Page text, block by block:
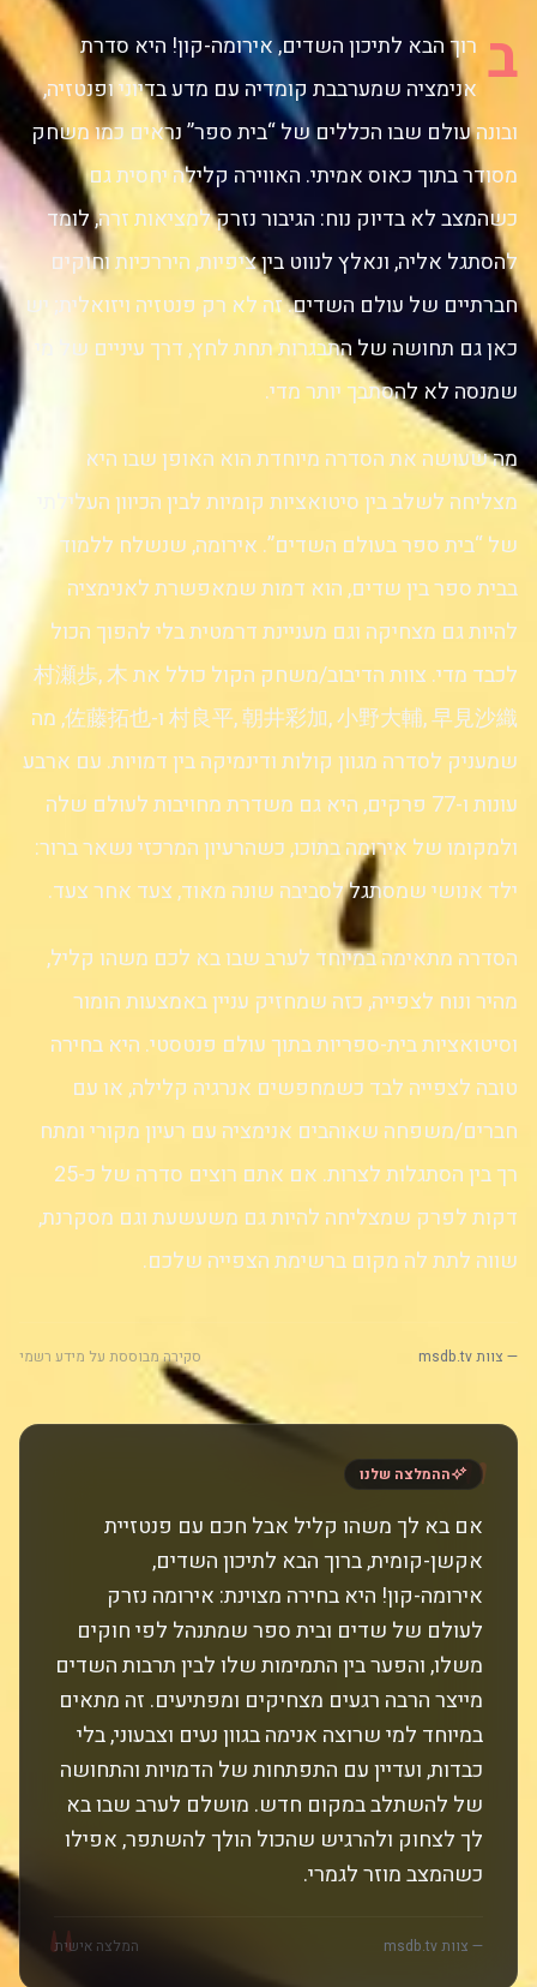
ב רוך הבא לתיכון השדים, אירומה-קון! היא סדרת
אנימציה שמערבבת קומדיה עם מדע בדיוני ופנטזיה,
ובונה עולם שבו הכללים של “בית ספר” נראים כמו משחק
מסודר בתוך כאוס אמיתי. האווירה קלילה יחסית גם
כשהמצב לא בדיוק נוח: הגיבור נזרק למציאות זרה, לומד
להסתגל אליה, ונאלץ לנווט בין ציפיות, היררכיות וחוקים
חברתיים של עולם השדים. זה לא רק פנטזיה ויזואלית; יש
כאן גם תחושה של התבגרות תחת לחץ, דרך עיניים של מי
שמנסה לא להסתבך יותר מדי.
מה שעושה את הסדרה מיוחדת הוא האופן שבו היא
מצליחה לשלב בין סיטואציות קומיות לבין הכיוון העלילתי
של “בית ספר בעולם השדים”. אירומה, שנשלח ללמוד
בבית ספר בין שדים, הוא דמות שמאפשרת לאנימציה
להיות גם מצחיקה וגם מעניינת דרמטית בלי להפוך הכול
לכבד מדי. צוות הדיבוב/משחק הקול כולל את 村瀬歩, 木
村良平, 朝井彩加, 小野大輔, 早見沙織 ו-佐藤拓也, מה
שמעניק לסדרה מגוון קולות ודינמיקה בין דמויות. עם ארבע
עונות ו-77 פרקים, היא גם משדרת מחויבות לעולם שלה
ולמקומו של אירומה בתוכו, כשהרעיון המרכזי נשאר ברור:
ילד אנושי שמסתגל לסביבה שונה מאוד, צעד אחר צעד.
הסדרה מתאימה במיוחד לערב שבו בא לכם משהו קליל,
מהיר ונוח לצפייה, כזה שמחזיק עניין באמצעות הומור
וסיטואציות בית-ספריות בתוך עולם פנטסטי. היא בחירה
טובה לצפייה לבד כשמחפשים אנרגיה קלילה, או עם
חברים/משפחה שאוהבים אנימציה עם רעיון מקורי ומתח
רך בין הסתגלות לצרות. אם אתם רוצים סדרה של כ-25
דקות לפרק שמצליחה להיות גם משעשעת וגם מסקרנת,
שווה לתת לה מקום ברשימת הצפייה שלכם.
— צוות msdb.tv סקירה מבוססת על מידע רשמי
"
"
ההמלצה שלנו
אם בא לך משהו קליל אבל חכם עם פנטזיית
אקשן-קומית, ברוך הבא לתיכון השדים,
אירומה-קון! היא בחירה מצוינת: אירומה נזרק
לעולם של שדים ובית ספר שמתנהל לפי חוקים
משלו, והפער בין התמימות שלו לבין תרבות השדים
מייצר הרבה רגעים מצחיקים ומפתיעים. זה מתאים
במיוחד למי שרוצה אנימה בגוון נעים וצבעוני, בלי
כבדות, ועדיין עם התפתחות של הדמויות והתחושה
של להשתלב במקום חדש. מושלם לערב שבו בא
לך לצחוק ולהרגיש שהכול הולך להשתפר, אפילו
כשהמצב מוזר לגמרי.
— צוות msdb.tv המלצה אישית